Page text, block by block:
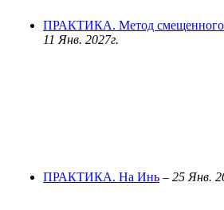
ПРАКТИКА. Метод смещенного
11 Янв. 2027г.
ПРАКТИКА. На Инь – 25 Янв.